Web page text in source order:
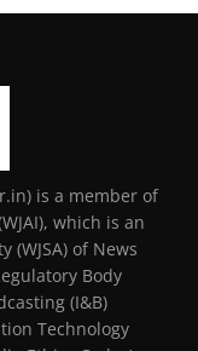
is a member of
which is an
(WJSA) of News
Body
(I&B)
Technology